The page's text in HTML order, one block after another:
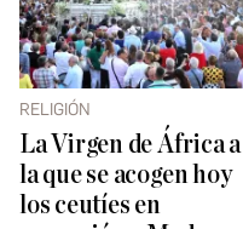
RELIGIÓN
La Virgen de África a
la que se acogen hoy
los ceutíes en